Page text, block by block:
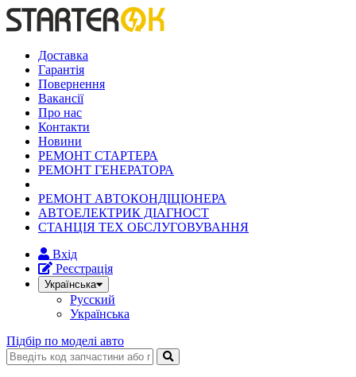
Доставка
Гарантія
Повернення
Вакансії
Про нас
Контакти
Новини
РЕМОНТ СТАРТЕРА
РЕМОНТ ГЕНЕРАТОРА
РЕМОНТ АВТОКОНДІЦІОНЕРА
АВТОЕЛЕКТРИК ДІАГНОСТ
СТАНЦІЯ ТЕХ ОБСЛУГОВУВАННЯ
Вхід
Реєстрація
Українська
Русский
Українська
Підбір по моделі авто